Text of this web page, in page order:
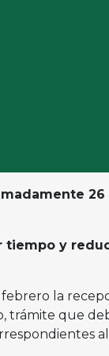
tiempo y
febrero la
trámite que